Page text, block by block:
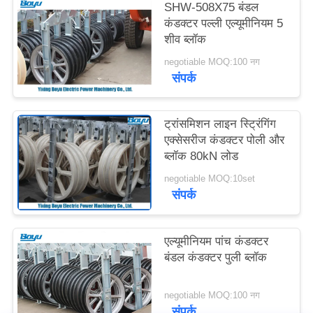
साइटमैप
PRIVACY
POLICY
SHW-508X75 बंडल
कंडक्टर पल्ली एल्यूमीनियम 5
शीव ब्लॉक
negotiable MOQ:100 नग
संपर्क
ट्रांसमिशन लाइन स्ट्रिंगिंग
एक्सेसरीज कंडक्टर पोली और
ब्लॉक 80kN लोड
negotiable MOQ:10set
संपर्क
एल्यूमीनियम पांच कंडक्टर
बंडल कंडक्टर पुली ब्लॉक
negotiable MOQ:100 नग